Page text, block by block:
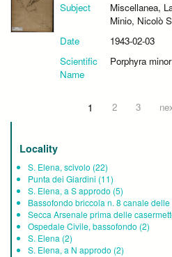
Subject
Miscellanea,
Minio, Nicolò
Date
1943-02-03
Scientific
Name
Porphyra
1 2 3
Locality
S. Elena, scivolo (22)
Punta dei Giardini (11)
S. Elena, a S approdo (5)
Bassofondo briccola n. 8 canale
Secca Arsenale prima delle
Ospedale Civile, bassofondo (2)
S. Elena (2)
S. Elena, a N approdo (2)